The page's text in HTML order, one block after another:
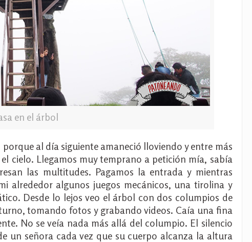
en el árbol
al día siguiente amaneció lloviendo y entre más
cielo. Llegamos muy temprano a petición mía, sabía
las multitudes. Pagamos la entrada y mientras
alrededor algunos juegos mecánicos, una tirolina y
Desde lo lejos veo el árbol con dos columpios de
tomando fotos y grabando videos. Caía una fina
No se veía nada más allá del columpio. El silencio
un señora cada vez que su cuerpo alcanza la altura